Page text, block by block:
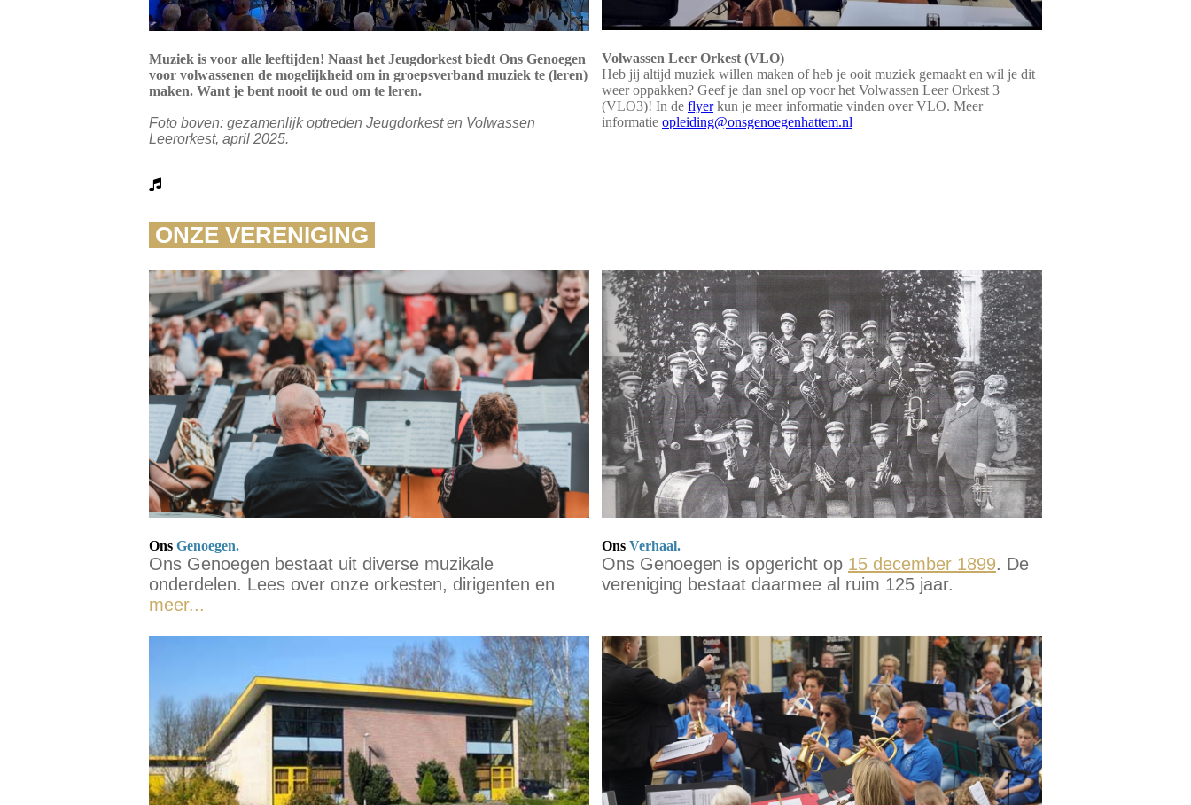
Muziek is voor alle leeftijden! Naast het Jeugdorkest biedt Ons Genoegen
voor volwassenen de mogelijkheid om in groepsverband muziek te (leren)
maken. Want je bent nooit te oud om te leren.
Foto boven: gezamenlijk optreden Jeugdorkest en Volwassen
Leerorkest, april 2025.
Volwassen Leer Orkest (VLO)
Heb jij altijd muziek willen maken of heb je ooit muziek gemaakt en wil je dit
weer oppakken? Geef je dan snel op voor het Volwassen Leer Orkest 3
(VLO3)! In de flyerkun je meer informatie vinden over VLO. Meer
informatie opleiding@onsgenoegenhattem.nl
ONZE VERENIGING
Ons Genoegen.
Ons Genoegen bestaat uit diverse muzikale
onderdelen. Lees over onze orkesten, dirigenten en
meer...
Ons Verhaal.
Ons Genoegen is opgericht op 15 december 1899. De
vereniging bestaat daarmee al ruim 125 jaar.